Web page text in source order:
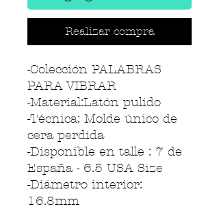
Realizar compra
-Colección PALABRAS
PARA VIBRAR
-Material:Latón pulido
-Técnica: Molde único de
cera perdida
-Disponible en talle : 7 de
España - 6.5 USA Size
-Diámetro interior:
16.8mm